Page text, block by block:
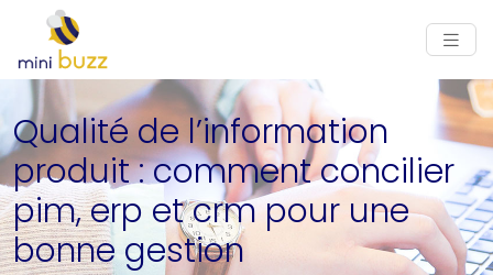
Qualité de l’information
produit : comment concilier
pim, erp et crm pour une
bonne gestion